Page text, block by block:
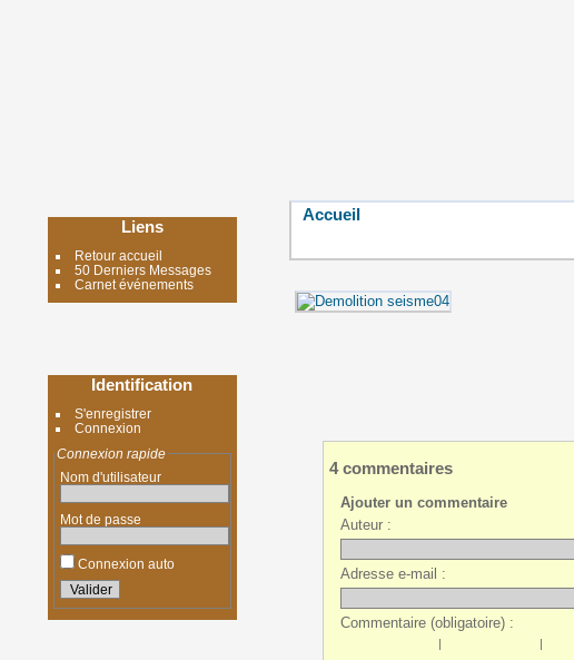
Liens
Retour accueil
50 Derniers Messages
Carnet événements
Identification
S'enregistrer
Connexion
Connexion rapide
Nom d'utilisateur
Mot de passe
Connexion auto
Accueil
4 commentaires
Ajouter un commentaire
Auteur :
Adresse e-mail :
Commentaire (obligatoire) :
| |